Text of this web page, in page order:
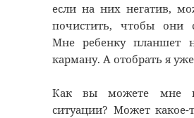
если на них негатив,
почистить, чтобы они
Мне ребенку планшет
карману. А отобрать я
Как вы можете мне
ситуации? Может какое-